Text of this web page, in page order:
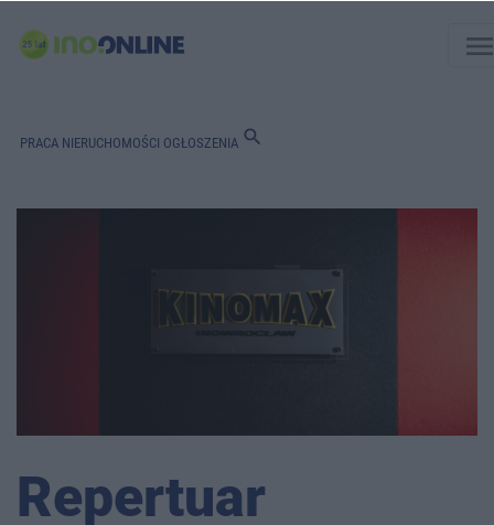
PRACA NIERUCHOMOŚCI OGŁOSZENIA search
Repertuar